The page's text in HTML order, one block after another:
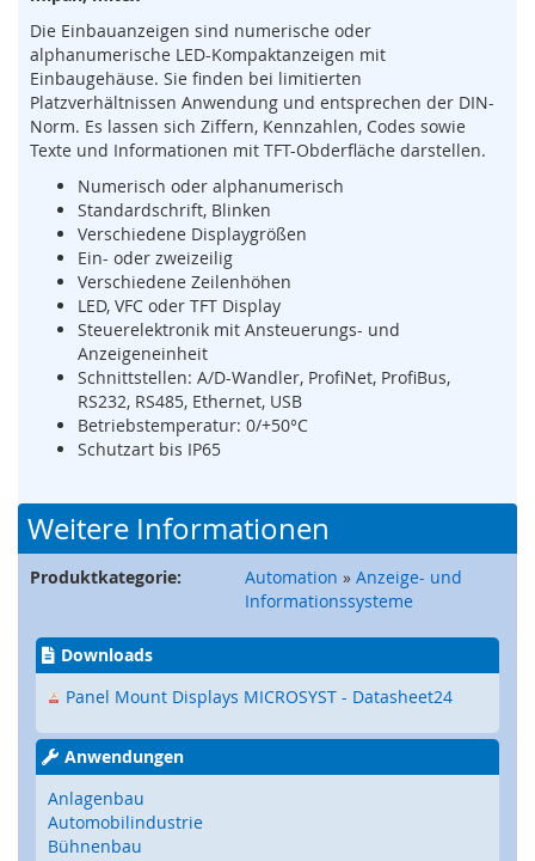
s
o
r
i
k
(
M
m
s
t
e
)
i
c
h
r
h
e
i
t
s
Die Einbauanzeigen sind numerische oder
alphanumerische LED-Kompaktanzeigen mit
Einbaugehäuse. Sie finden bei limitierten
Platzverhältnissen Anwendung und entsprechen der DIN-
Norm. Es lassen sich Ziffern, Kennzahlen, Codes sowie
Texte und Informationen mit TFT-Obderfläche darstellen.
Numerisch oder alphanumerisch
Standardschrift, Blinken
Verschiedene Displaygrößen
Ein- oder zweizeilig
Verschiedene Zeilenhöhen
LED, VFC oder TFT Display
Steuerelektronik mit Ansteuerungs- und
Anzeigeneinheit
Schnittstellen: A/D-Wandler, ProfiNet, ProfiBus,
RS232, RS485, Ethernet, USB
Betriebstemperatur: 0/+50°C
Schutzart bis IP65
Weitere Informationen
Produktkategorie: Automation » Anzeige- und
Informationssysteme
Downloads
Panel Mount Displays MICROSYST - Datasheet24
Anwendungen
Anlagenbau
Automobilindustrie
Bühnenbau